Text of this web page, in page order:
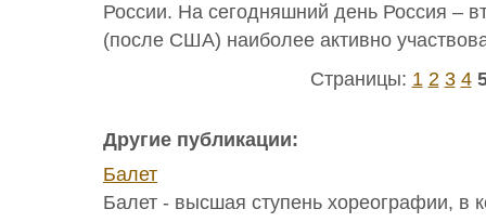
России. На сегодняшний день Россия –
(после США) наиболее активно
Страницы: 1 2 3 4
Другие публикации:
Балет
Балет - высшая ступень хореографии, в